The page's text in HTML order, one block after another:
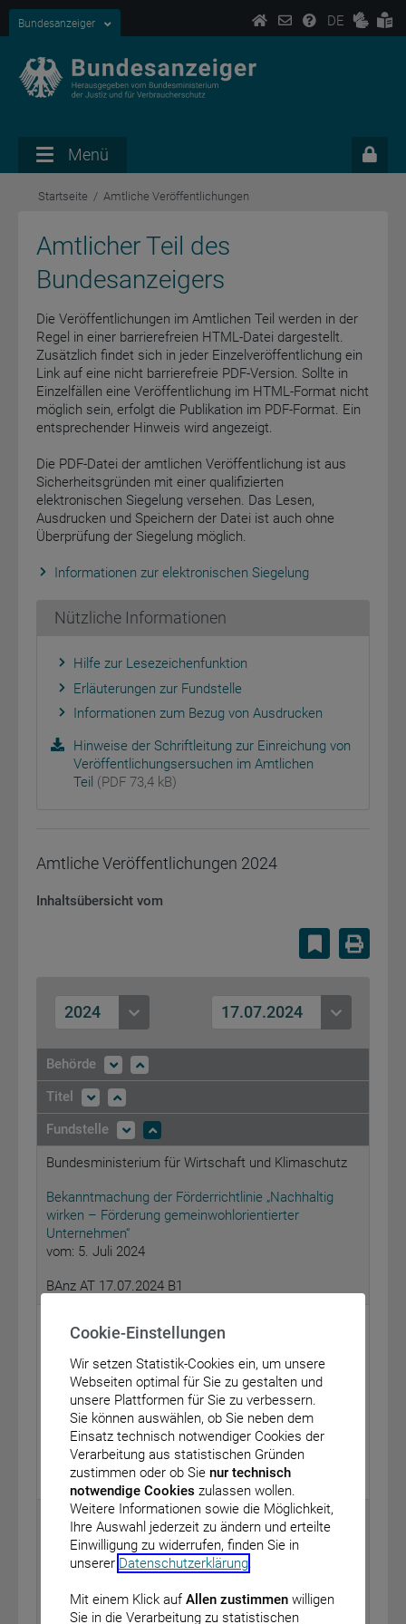
Bundesanzeiger DE
Menü
Startseite Amtliche Veröffentlichungen
Amtlicher Teil des
Bundesanzeigers
Die Veröffentlichungen im Amtlichen Teil werden in der
Regel in einer barrierefreien HTML-Datei dargestellt.
Zusätzlich findet sich in jeder Einzelveröffentlichung ein
Link auf eine nicht barrierefreie PDF-Version. Sollte in
Einzelfällen eine Veröffentlichung im HTML-Format nicht
möglich sein, erfolgt die Publikation im PDF-Format. Ein
entsprechender Hinweis wird angezeigt.
Die PDF-Datei der amtlichen Veröffentlichung ist aus
Sicherheitsgründen mit einer qualifizierten
elektronischen Siegelung versehen. Das Lesen,
Ausdrucken und Speichern der Datei ist auch ohne
Überprüfung der Siegelung möglich.
Informationen zur elektronischen Siegelung
Nützliche Informationen
Hilfe zur Lesezeichenfunktion
Erläuterungen zur Fundstelle
Informationen zum Bezug von Ausdrucken
Hinweise der Schriftleitung zur Einreichung von
Veröffentlichungsersuchen im Amtlichen
Teil (PDF 73,4 kB)
Amtliche Veröffentlichungen 2024
Inhaltsübersicht vom
2024 17.07.2024
Behörde
Titel
Fundstelle
Bundesministerium für Wirtschaft und Klimaschutz
Bekanntmachung der Förderrichtlinie „Nachhaltig
wirken – Förderung gemeinwohlorientierter
Unternehmen“
vom: 5. Juli 2024
BAnz AT 17.07.2024 B1
Allgemeine Verwaltungsvorschrift zur Nutzung und
den Betrieb allgemeiner sowie spezialisierter
Funkanwendungen der Behörden und Organisationen
mit Sicherheitsaufgaben (Funkrichtlinie
Funkanwendungen BOS)
vom: 8. Juli 2024
BAnz AT 17.07.2024 B2
Bundesministerium für Gesundheit
Bekanntmachung eines Beschlusses des
Gemeinsamen Bundesausschusses über eine
Qualitätsindikatoren: Verfahrensaussetzung zu den
Cookie-Einstellungen
Wir setzen Statistik-Cookies ein, um unsere
Webseiten optimal für Sie zu gestalten und
unsere Plattformen für Sie zu verbessern.
Sie können auswählen, ob Sie neben dem
Einsatz technisch notwendiger Cookies der
Verarbeitung aus statistischen Gründen
zustimmen oder ob Sie nur technisch
notwendige Cookies zulassen wollen.
Weitere Informationen sowie die Möglichkeit,
Ihre Auswahl jederzeit zu ändern und erteilte
Einwilligung zu widerrufen, finden Sie in
unserer Datenschutzerklärung.
Mit einem Klick auf Allen zustimmenwilligen
Sie in die Verarbeitung zu statistischen